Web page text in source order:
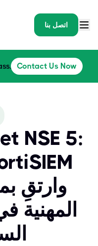
اتصل بنا
Contact Us Now
المهنية